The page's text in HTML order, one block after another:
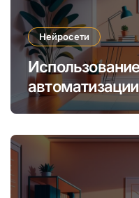
Нейросети
уникальных